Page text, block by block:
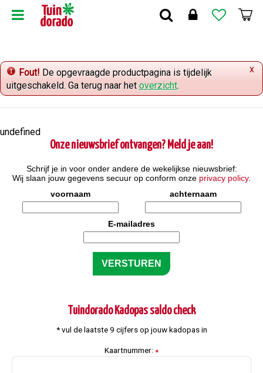
r
o
n
e
x
Fout! De opgevraagde productpagina is tijdelijk
uitgeschakeld. Ga terug naar hetoverzicht.
undefined
Onze nieuwsbrief ontvangen? Meld je aan!
Schrijf je in voor onder andere de wekelijkse nieuwsbrief:
Wij slaan jouw gegevens secuur op conform onze privacy policy.
voornaam
achternaam
E-mailadres
Tuindorado Kadopas saldo check
* vul de laatste 9 cijfers op jouw kadopas in
Kaartnummer: *